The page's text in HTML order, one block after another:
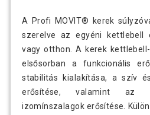
MOVIT Kettlebell
MOVIT Kettlebell súlyzó
A Profi MOVIT® kerek
szerelve az egyéni kettlebell
vagy otthon. A kerek
elsősorban a funkcionális
stabilitás kialakítása, a szív
erősítése, valamint az
izomínszalagok erősítése.